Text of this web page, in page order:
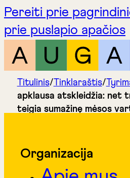
Pereiti prie
prie puslapio apačios
Titulinis/Tinklaraštis/
apklausa atskleidžia: net
teigia sumažinę mėsos
Organizacija